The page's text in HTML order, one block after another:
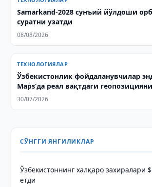
Samarkand-2028 сунъий йўлдоши
суратни узатди
08/08/2026
ТЕХНОЛОГИЯЛАР
Ўзбекистонлик фойдаланувчилар
Maps’да реал вақтдаги
олади
30/07/2026
СЎНГГИ ЯНГИЛИКЛАР
Ўзбекистоннинг халқаро захиралари
етди